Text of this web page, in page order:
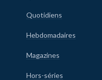
Quotidiens
Hebdomadaires
Magazines
Hors-séries